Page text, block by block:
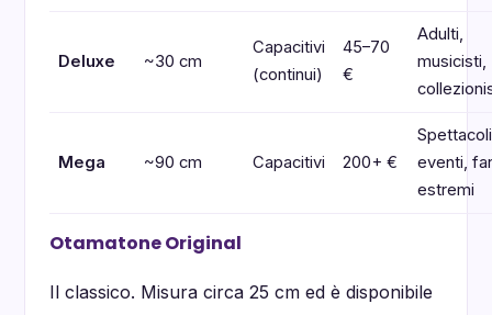
Deluxe ~30 cm
Capacitivi
(continui)
45–70
€
Adulti,
musicisti,
Mega ~90 cm Capacitivi 200+ €
eventi,
estremi
Otamatone Original
Il classico. Misura circa 25 cm ed è disponibile